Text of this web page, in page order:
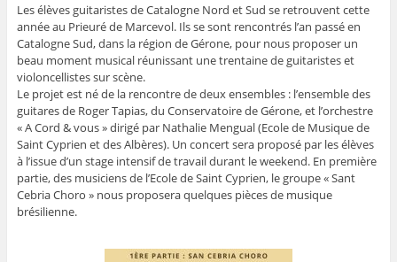
Les élèves guitaristes de Catalogne Nord et Sud se retrouvent cette
année au Prieuré de Marcevol. Ils se sont rencontrés l’an passé en
Catalogne Sud, dans la région de Gérone, pour nous proposer un
beau moment musical réunissant une trentaine de guitaristes et
violoncellistes sur scène.
Le projet est né de la rencontre de deux ensembles : l’ensemble des
guitares de Roger Tapias, du Conservatoire de Gérone, et l’orchestre
« A Cord & vous » dirigé par Nathalie Mengual (Ecole de Musique de
Saint Cyprien et des Albères). Un concert sera proposé par les élèves
à l’issue d’un stage intensif de travail durant le weekend. En première
partie, des musiciens de l’Ecole de Saint Cyprien, le groupe « Sant
Cebria Choro » nous proposera quelques pièces de musique
brésilienne.